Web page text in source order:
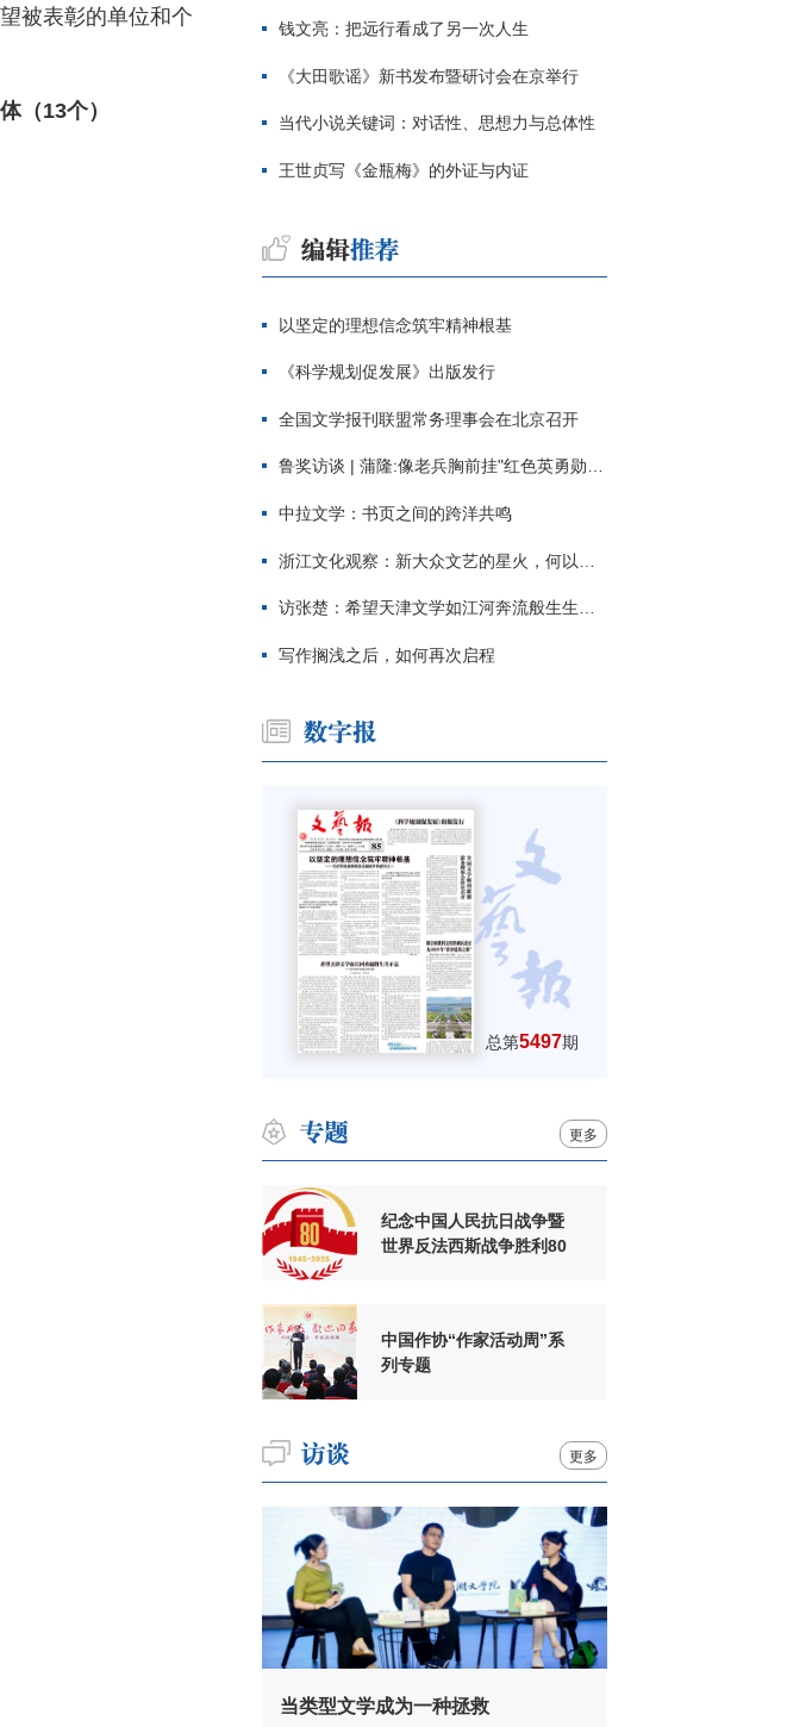
被表彰的单位和个
（13个）
钱文亮：把远行看成了另一次人生
《大田歌谣》新书发布暨研讨会在京举行
当代小说关键词：对话性、思想力与总体性
王世贞写《金瓶梅》的外证与内证
以坚定的理想信念筑牢精神根基
《科学规划促发展》出版发行
全国文学报刊联盟常务理事会在北京召开
鲁奖访谈 | 蒲隆:像老兵胸前挂"红色英勇勋章"
中拉文学：书页之间的跨洋共鸣
浙江文化观察：新大众文艺的星火，何以燎原？
访张楚：希望天津文学如江河奔流般生生不息
写作搁浅之后，如何再次启程
总第5497期
更多
纪念中国人民抗日战争暨
世界反法西斯战争胜利80
中国作协“作家活动周”系
列专题
更多
当类型文学成为一种拯救